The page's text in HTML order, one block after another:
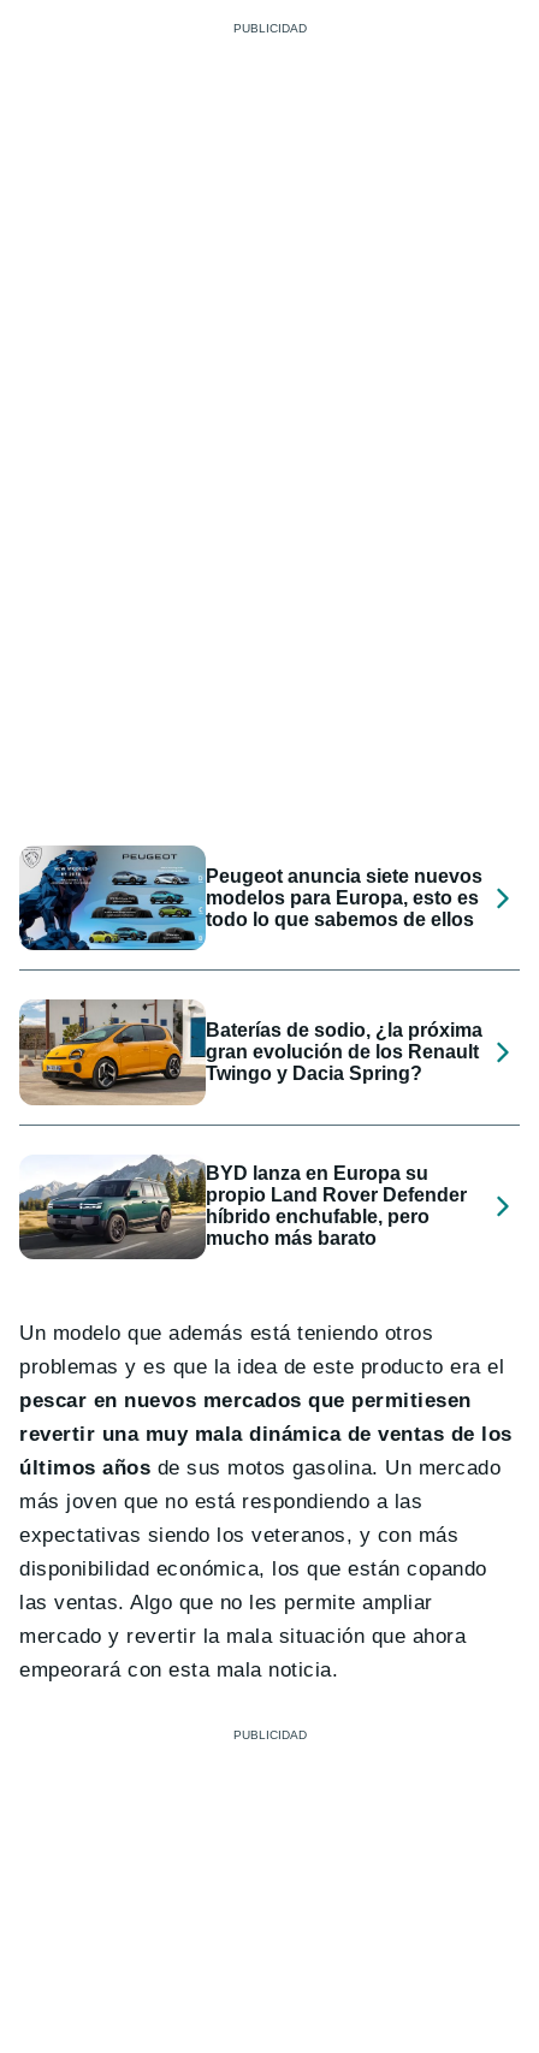
Peugeot anuncia siete nuevos
modelos para Europa, esto es
todo lo que sabemos de ellos
Baterías de sodio, ¿la próxima
gran evolución de los Renault
Twingo y Dacia Spring?
BYD lanza en Europa su
propio Land Rover Defender
híbrido enchufable, pero
mucho más barato
Un modelo que además está teniendo otros
problemas y es que la idea de este producto era el
pescar en nuevos mercados que permitiesen
revertir una muy mala dinámica de ventas de los
últimos años de sus motos gasolina. Un mercado
más joven que no está respondiendo a las
expectativas siendo los veteranos, y con más
disponibilidad económica, los que están copando
las ventas. Algo que no les permite ampliar
mercado y revertir la mala situación que ahora
empeorará con esta mala noticia.